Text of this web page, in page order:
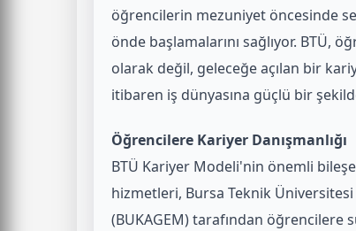
öğrencilerin mezuniyet öncesinde
önde başlamalarını sağlıyor. BTÜ,
olarak değil, geleceğe açılan bir
itibaren iş dünyasına güçlü bir
Öğrencilere Kariyer Danışmanlığı
BTÜ Kariyer Modeli'nin önemli
hizmetleri, Bursa Teknik
(BUKAGEM) tarafından öğrencilere